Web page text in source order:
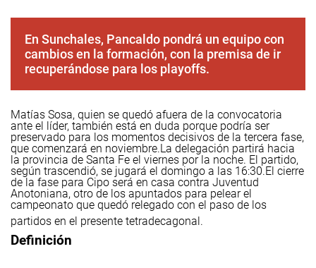
En Sunchales, Pancaldo pondrá un equipo con
cambios en la formación, con la premisa de ir
recuperándose para los playoffs.
Matías Sosa, quien se quedó afuera de la convocatoria
ante el líder, también está en duda porque podría ser
preservado para los momentos decisivos de la tercera fase,
que comenzará en noviembre.La delegación partirá hacia
la provincia de Santa Fe el viernes por la noche. El partido,
según trascendió, se jugará el domingo a las 16:30.El cierre
de la fase para Cipo será en casa contra Juventud
Anotoniana, otro de los apuntados para pelear el
campeonato que quedó relegado con el paso de los
partidos en el presente tetradecagonal.
Definición